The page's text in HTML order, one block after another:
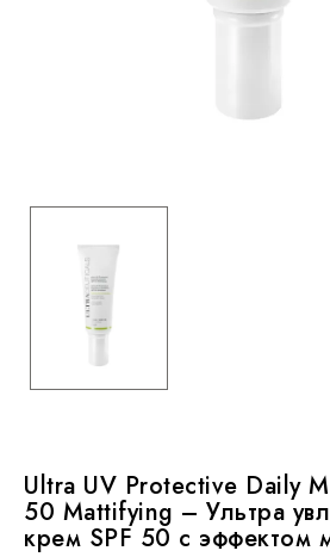
Ultra UV Protective Daily
50 Mattifying – Ультра
крем SPF 50 с эффектом